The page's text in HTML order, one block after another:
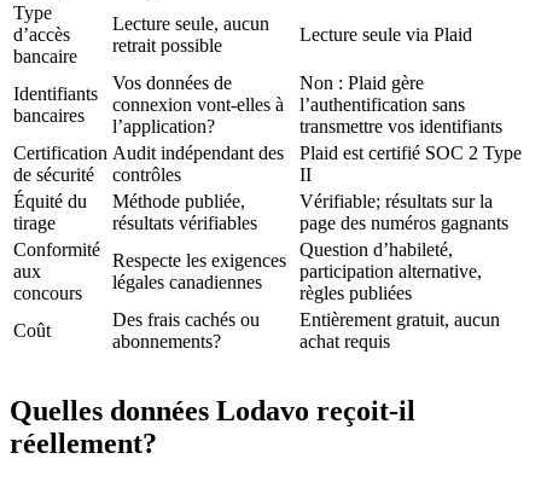
Type
d’accès
bancaire
Lecture seule, aucun
retrait possible
Lecture seule via Plaid
Identifiants
bancaires
Vos données de
connexion vont-elles à
l’application?
Non : Plaid gère
l’authentification sans
transmettre vos identifiants
Certification
de sécurité
Audit indépendant des
contrôles
Plaid est certifié SOC 2 Type
II
Équité du
tirage
Méthode publiée,
résultats vérifiables
Vérifiable; résultats sur la
page des numéros gagnants
Conformité
aux
concours
Respecte les exigences
légales canadiennes
Question d’habileté,
participation alternative,
règles publiées
Coût
Des frais cachés ou
abonnements?
Entièrement gratuit, aucun
achat requis
Quelles données Lodavo reçoit-il
réellement?